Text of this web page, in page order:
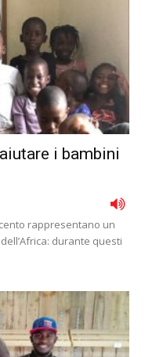
i bambini
rappresentano un
durante questi